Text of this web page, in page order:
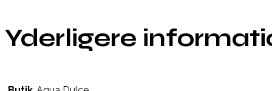
Yderligere